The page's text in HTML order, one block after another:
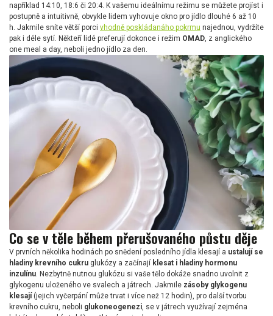
například 14:10, 18:6 či 20:4. K vašemu ideálnímu režimu se můžete projíst i
postupně a intuitivně, obvykle lidem vyhovuje okno pro jídlo dlouhé 6 až 10
h. Jakmile sníte větší porci vhodně poskládanáho pokrmu najednou, vydržíte
pak i déle sytí. Někteří lidé preferují dokonce i režim OMAD , z anglického
one meal a day, neboli jedno jídlo za den.
Co se v těle během přerušovaného půstu děje
V prvních několika hodinách po snědení posledního jídla klesají a ustalují se
hladiny krevního cukru glukózy a začínají klesat i hladiny hormonu
inzulínu. Nezbytně nutnou glukózu si vaše tělo dokáže snadno uvolnit z
glykogenu uloženého ve svalech a játrech. Jakmile zásoby glykogenu
klesají (jejich vyčerpání může trvat i více než 12 hodin), pro další tvorbu
krevního cukru, neboli glukoneogenezi, se v játrech využívají zejména